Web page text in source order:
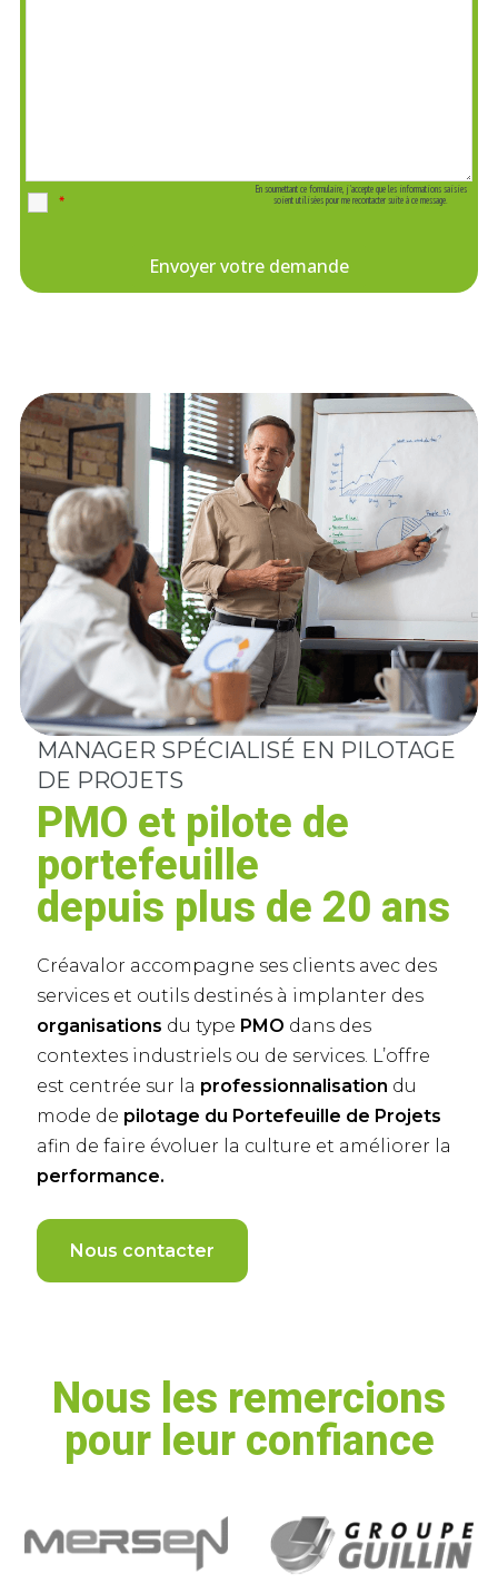
*
En soumettant ce formulaire, j'accepte que les informations saisies
soient utilisées pour me recontacter suite à ce message.
MANAGER SPÉCIALISÉ EN PILOTAGE
DE PROJETS
PMO et pilote de
portefeuille
depuis plus de 20 ans
Créavalor accompagne ses clients avec des
services et outils destinés à implanter des
organisations du type PMO dans des
contextes industriels ou de services. L’offre
est centrée sur la professionnalisation du
mode de pilotage du Portefeuille de Projets
afin de faire évoluer la culture et améliorer la
performance.
Nous contacter
Nous les remercions
pour leur confiance